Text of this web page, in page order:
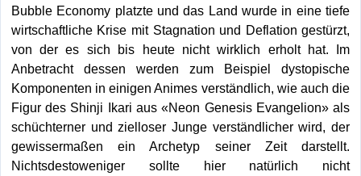
Bubble Economy platzte und das Land wurde in eine tiefe
wirtschaftliche Krise mit Stagnation und Deflation gestürzt,
von der es sich bis heute nicht wirklich erholt hat. Im
Anbetracht dessen werden zum Beispiel dystopische
Komponenten in einigen Animes verständlich, wie auch die
Figur des Shinji Ikari aus «Neon Genesis Evangelion» als
schüchterner und zielloser Junge verständlicher wird, der
gewissermaßen ein Archetyp seiner Zeit darstellt.
Nichtsdestoweniger sollte hier natürlich nicht